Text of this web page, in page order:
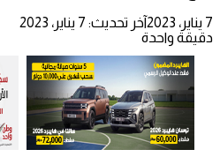
7 يناير، 2023
آخر تحديث: 7 يناير، 2023
دقيقة واحدة